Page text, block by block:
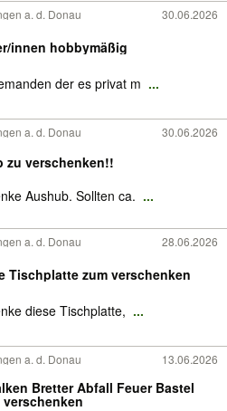
a. d. Donau 30.06.2026
innen hobbymäßig
der es privat m ...
a. d. Donau 30.06.2026
zu verschenken!!
Aushub. Sollten ca. ...
a. d. Donau 28.06.2026
Tischplatte zum verschenken
diese Tischplatte, ...
a. d. Donau 13.06.2026
Bretter Abfall Feuer Bastel
verschenken